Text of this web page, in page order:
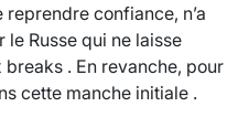
confiance, n’a
Russe qui ne laisse
. En revanche, pour
cette manche initiale .